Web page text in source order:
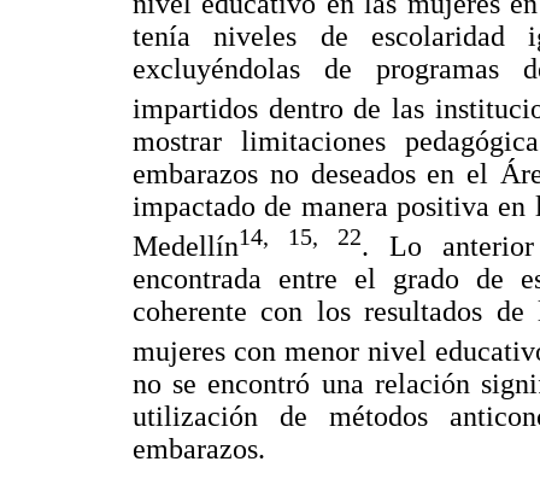
tenía niveles de escolaridad
excluyéndolas de programas
impartidos dentro de las
mostrar limitaciones
embarazos no deseados en el
impactado de manera positiva
Medellín14, 15, 22. Lo
encontrada entre el grado de
coherente con los resultados
mujeres con menor nivel
no se encontró una relación
utilización de métodos
embarazos.